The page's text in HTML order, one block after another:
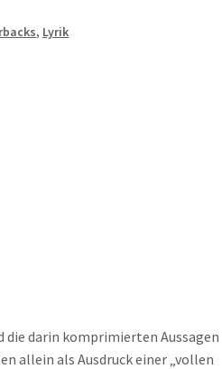
, Lyrik
die darin komprimierten Aussagen
allein als Ausdruck einer „vollen